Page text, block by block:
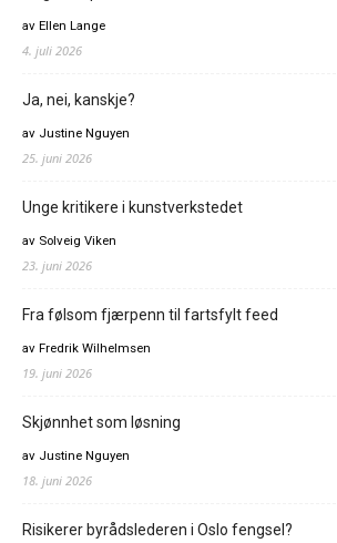
av Ellen Lange
4. juli 2026
Ja, nei, kanskje?
av Justine Nguyen
25. juni 2026
Unge kritikere i kunstverkstedet
av Solveig Viken
23. juni 2026
Fra følsom fjærpenn til fartsfylt feed
av Fredrik Wilhelmsen
19. juni 2026
Skjønnhet som løsning
av Justine Nguyen
18. juni 2026
Risikerer byrådslederen i Oslo fengsel?